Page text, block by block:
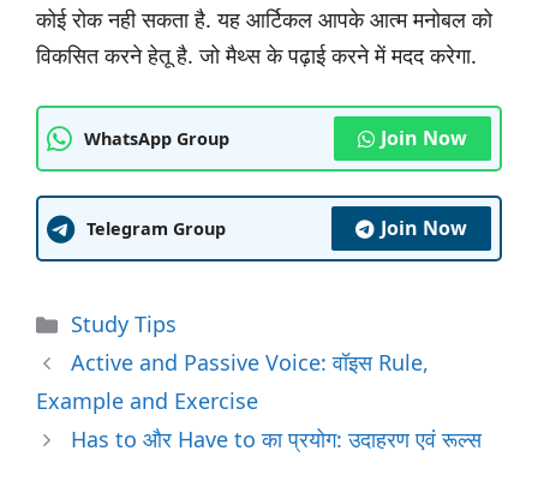
कोई रोक नही सकता है. यह आर्टिकल आपके आत्म मनोबल को
विकसित करने हेतू है. जो मैथ्स के पढ़ाई करने में मदद करेगा.
WhatsApp Group Join Now
Telegram Group Join Now
Categories
Study Tips
Active and Passive Voice: वॉइस Rule,
Example and Exercise
Has to और Have to का प्रयोग: उदाहरण एवं रूल्स